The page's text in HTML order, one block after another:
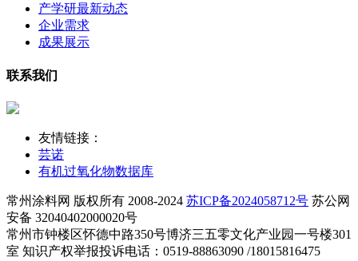
产学研最新动态
企业需求
成果展示
联系我们
友情链接：
芸诺
有机过氧化物数据库
常州涂料网 版权所有 2008-2024 苏ICP备2024058712号 苏公网
安备 32040402000020号
常州市钟楼区怀德中路350号博济三五零文化产业园一号楼301
室 知识产权举报投诉电话：0519-88863090 /18015816475